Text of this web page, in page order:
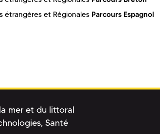
étrangères et Régionales Parcours Espagnol
mer et du littoral
Santé